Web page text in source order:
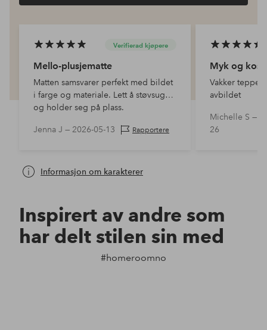
Verifierad kjøpere
Mello-plusjematte
Matten samsvarer perfekt med bildet
i farge og materiale. Lett å støvsuge
og holder seg på plass.
Jenna J — 2026-05-13 Rapportere
Myk og
Vakker teppe
avbildet
Michelle S —
26
Informasjon om karakterer
Inspirert av andre som
har delt stilen sin med
#homeroomno